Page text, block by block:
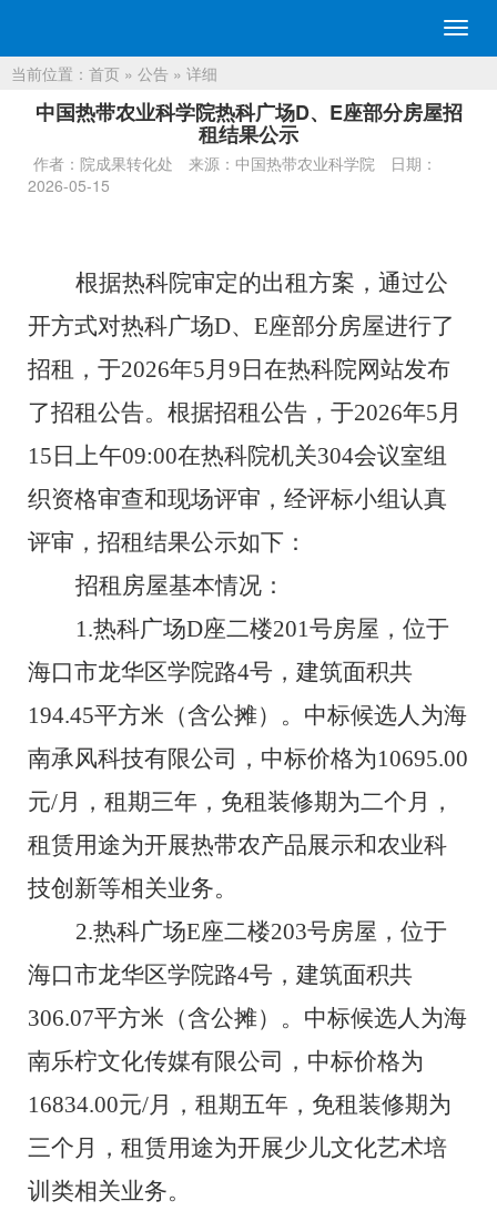
切
换
当前位置： 首页 » 公告 » 详细
中国热带农业科学院热科广场D、E座部分房屋招
租结果公示
作者：院成果转化处 来源：中国热带农业科学院
日期：
2026-05-15
根据热科院审定的出租方案， 通过公
开方式对热科广场D、 E座部分房屋进行了
招租 ，于2026年5月 9 日在热科院网站发布
了招租公告。 根据招租公告，于2026年5月
15 日上午09:00在热科院机关304会议室组
织资格审查和现场评审，经评标小组认真
评审，招租结果公示如下：
招租 房屋基本情况：
1.热科广场D座二楼201号房屋， 位于
海口市龙华区学院路4号， 建筑面积共
194.45平方米 （含公摊） 。 中标候选人为海
南承风科技有限公司 ， 中标价格为10695.00
元/月， 租期三年 ，免租装修期为二个月
，
租赁用途为开展热带农产品展示和农业科
技创新等相关业务。
2.热科广场E座二楼203号房屋， 位于
海口市龙华区学院路4号， 建筑面积共
306.07平方米 （含公摊） 。 中标候选人为海
南乐柠文化传媒有限公司 ， 中标价格为
16834.00元/月， 租期五年 ，免租装修期为
三个月
， 租赁用途为开展少儿文化艺术培
训类相关业务。